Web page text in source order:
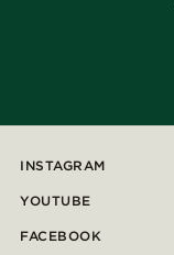
INSTAGRAM
YOUTUBE
FACEBOOK